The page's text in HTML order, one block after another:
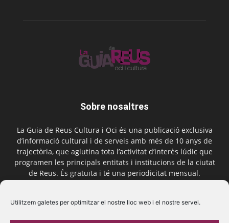
Utilitzem galetes per optimitzar el nostre lloc web i el nostre servei.
Sobre nosaltres
La Guia de Reus Cultura i Oci és una publicació exclusiva
d’informació cultural i de serveis amb més de 10 anys de
trajectòria, que aglutina tota l’activitat d’interès lúdic que
programen les principals entitats i institucions de la ciutat
de Reus. És gratuïta i té una periodicitat mensual.